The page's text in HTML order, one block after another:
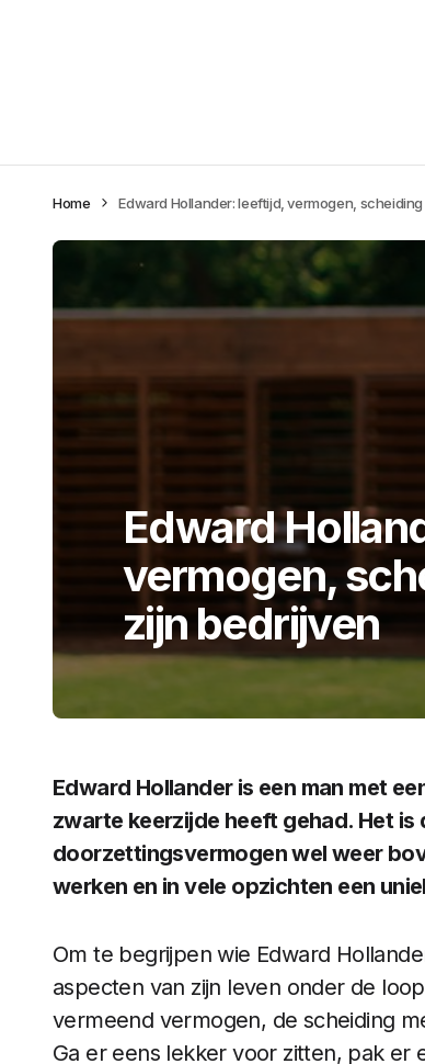
Home Edward Hollander: leeftijd, vermogen,
Edward
vermogen,
zijn bedrijven
Edward Hollander is een man met
zwarte keerzijde heeft gehad. Het is
doorzettingsvermogen wel weer
werken en in vele opzichten een
Om te begrijpen wie Edward
aspecten van zijn leven onder de
vermeend vermogen, de scheiding
Ga er eens lekker voor zitten, pak er